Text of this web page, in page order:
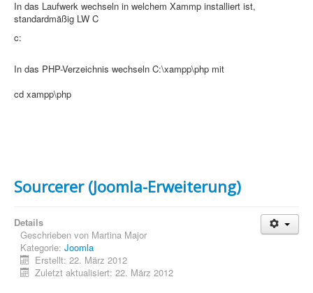
Sicherheit
Grafik
Sicherheit
Home
In das Laufwerk wechseln in welchem Xammp installiert ist,
standardmäßig LW C
c:
In das PHP-Verzeichnis wechseln C:\xampp\php mit
cd xampp\php
Sourcerer (Joomla-Erweiterung)
Details
Geschrieben von Martina Major
Kategorie: Joomla
Erstellt: 22. März 2012
Zuletzt aktualisiert: 22. März 2012